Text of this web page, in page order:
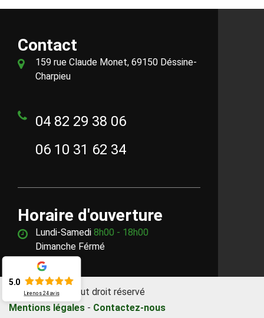
Contact
159 rue Claude Monet, 69150 Déssine-
Charpieu
04 82 29 38 06
06 10 31 62 34
Horaire d'ouverture
Lundi-Samedi 8h00 - 18h00
Dimanche Férmé
©2018 - 2026 Tout droit réservé
Mentions légales - Contactez-nous
5.0
Lire nos 24avis